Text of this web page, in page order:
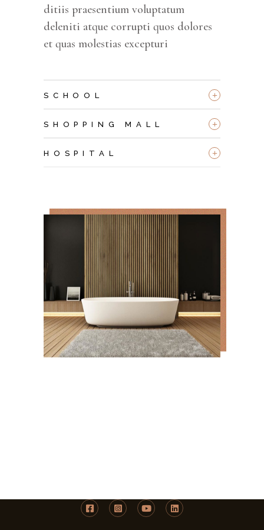
ditiis praesentium voluptatum
deleniti atque corrupti quos dolores
et quas molestias excepturi
SCHOOL +
SHOPPING MALL +
HOSPITAL +